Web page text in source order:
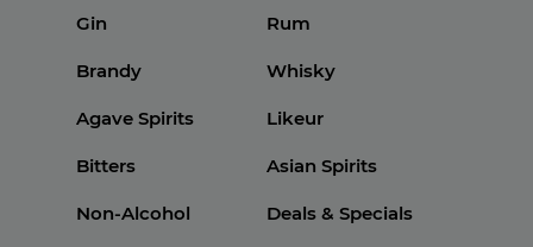
Gin Rum
Brandy Whisky
Agave Spirits Likeur
Bitters Asian Spirits
Non-Alcohol Deals & Specials